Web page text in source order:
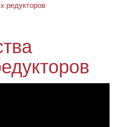
редукторов